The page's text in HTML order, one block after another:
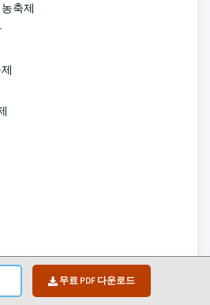
무료 PDF 다운로드
축제